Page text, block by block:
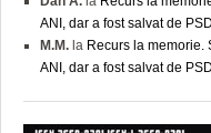
ANI, dar a fost salvat de
M.M. la Recurs la memorie.
ANI, dar a fost salvat de